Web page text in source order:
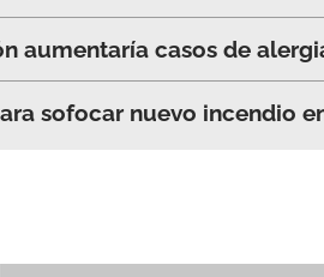
aumentaría casos de
sofocar nuevo incendio